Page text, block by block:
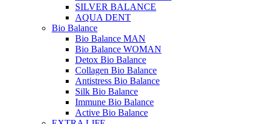
SILVER BALANCE
AQUA DENT
Bio Balance
Bio Balance MAN
Bio Balance WOMAN
Detox Bio Balance
Collagen Bio Balance
Antistress Bio Balance
Silk Bio Balance
Immune Bio Balance
Active Bio Balance